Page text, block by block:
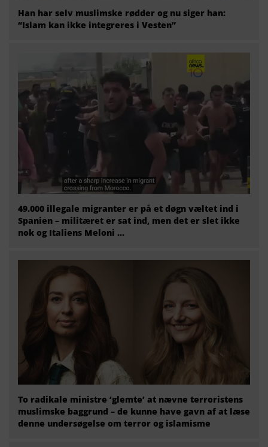
Han har selv muslimske rødder og nu siger han:
“Islam kan ikke integreres i Vesten”
49.000 illegale migranter er på et døgn væltet ind i
Spanien – militæret er sat ind, men det er slet ikke
nok og Italiens Meloni ...
To radikale ministre ‘glemte’ at nævne terroristens
muslimske baggrund – de kunne have gavn af at læse
denne undersøgelse om terror og islamisme